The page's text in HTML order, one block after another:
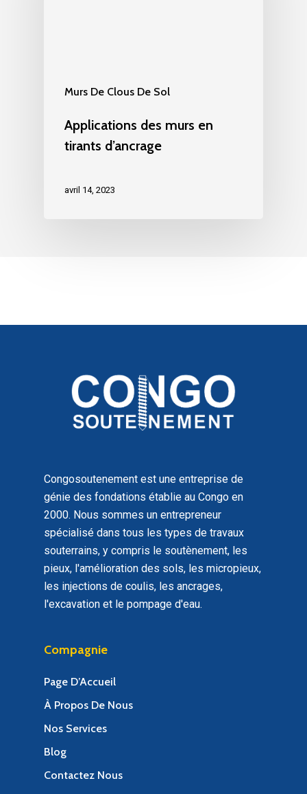
Murs De Clous De Sol
Applications des murs en
tirants d’ancrage
avril 14, 2023
Congosoutenement est une entreprise de
génie des fondations établie au Congo en
2000. Nous sommes un entrepreneur
spécialisé dans tous les types de travaux
souterrains, y compris le soutènement, les
pieux, l'amélioration des sols, les micropieux,
les injections de coulis, les ancrages,
l'excavation et le pompage d'eau.
Compagnie
Page D’Accueil
À Propos De Nous
Nos Services
Blog
Contactez Nous